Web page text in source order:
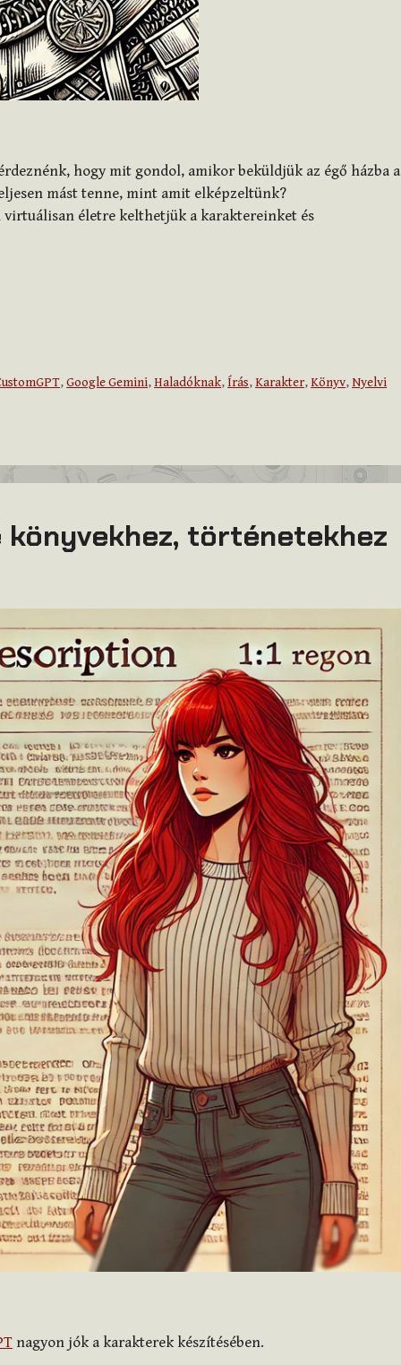
hogy mit gondol, amikor beküldjük az égő házba a
mást tenne, mint amit elképzeltünk?
virtuálisan életre kelthetjük a karaktereinket és
,Google Gemini, Haladóknak, Írás,Karakter,Könyv, Nyelvi
történetekhez
nagyon jók a karakterek készítésében.